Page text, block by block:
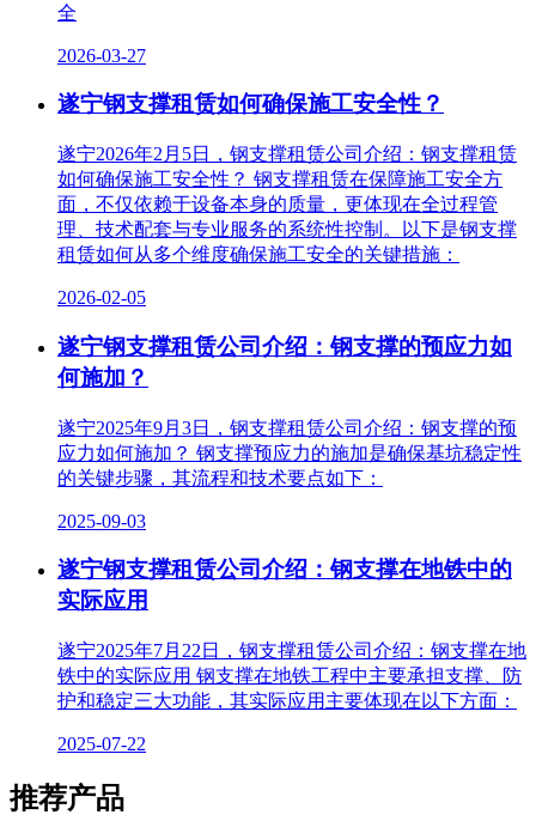
全
2026-03-27
遂宁钢支撑租赁如何确保施工安全性？
遂宁2026年2月5日，钢支撑租赁公司介绍：钢支撑租赁
如何确保施工安全性？ 钢支撑租赁在保障施工安全方
面，不仅依赖于设备本身的质量，更体现在全过程管
理、技术配套与专业服务的系统性控制。以下是钢支撑
租赁如何从多个维度确保施工安全的关键措施：
2026-02-05
遂宁钢支撑租赁公司介绍：钢支撑的预应力如
何施加？
遂宁2025年9月3日，钢支撑租赁公司介绍：钢支撑的预
应力如何施加？ 钢支撑预应力的施加是确保基坑稳定性
的关键步骤，其流程和技术要点如下：
2025-09-03
遂宁钢支撑租赁公司介绍：钢支撑在地铁中的
实际应用
遂宁2025年7月22日，钢支撑租赁公司介绍：钢支撑在地
铁中的实际应用 钢支撑在地铁工程中主要承担支撑、防
护和稳定三大功能，其实际应用主要体现在以下方面：
2025-07-22
推荐产品